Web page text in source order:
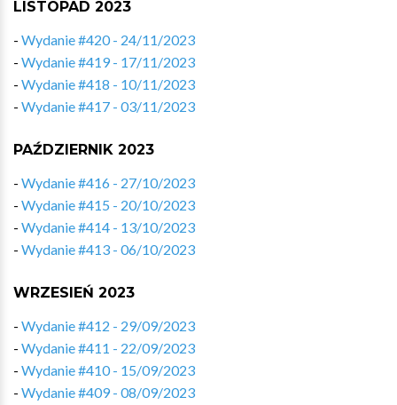
LISTOPAD 2023
- Wydanie #420 - 24/11/2023
- Wydanie #419 - 17/11/2023
- Wydanie #418 - 10/11/2023
- Wydanie #417 - 03/11/2023
PAŹDZIERNIK 2023
- Wydanie #416 - 27/10/2023
- Wydanie #415 - 20/10/2023
- Wydanie #414 - 13/10/2023
- Wydanie #413 - 06/10/2023
WRZESIEŃ 2023
- Wydanie #412 - 29/09/2023
- Wydanie #411 - 22/09/2023
- Wydanie #410 - 15/09/2023
- Wydanie #409 - 08/09/2023